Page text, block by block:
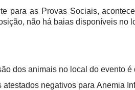
para as Provas Sociais,
não há baias disponíveis no
dos animais no local do evento
negativos para Anemia